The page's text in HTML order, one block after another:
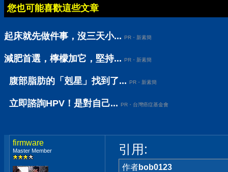
您也可能喜歡這些文章
起床就先做件事，沒三天小... PR・新素簡
減肥首選，檸檬加它，堅持... PR・新素簡
腹部脂肪的「剋星」找到了... PR・新素簡
立即諮詢HPV！是對自己... PR・台灣癌症基金會
firmware
Master Member 引用:
作者bob0123